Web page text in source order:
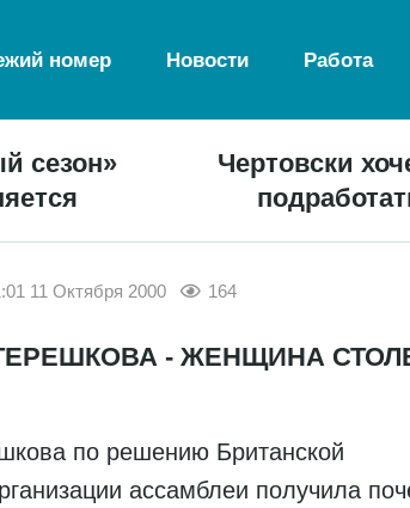
номер Новости Работа
сезон»
Чертовски
11 Октября 2000 164
- ЖЕНЩИНА
по решению Британской
ассамблеи получила